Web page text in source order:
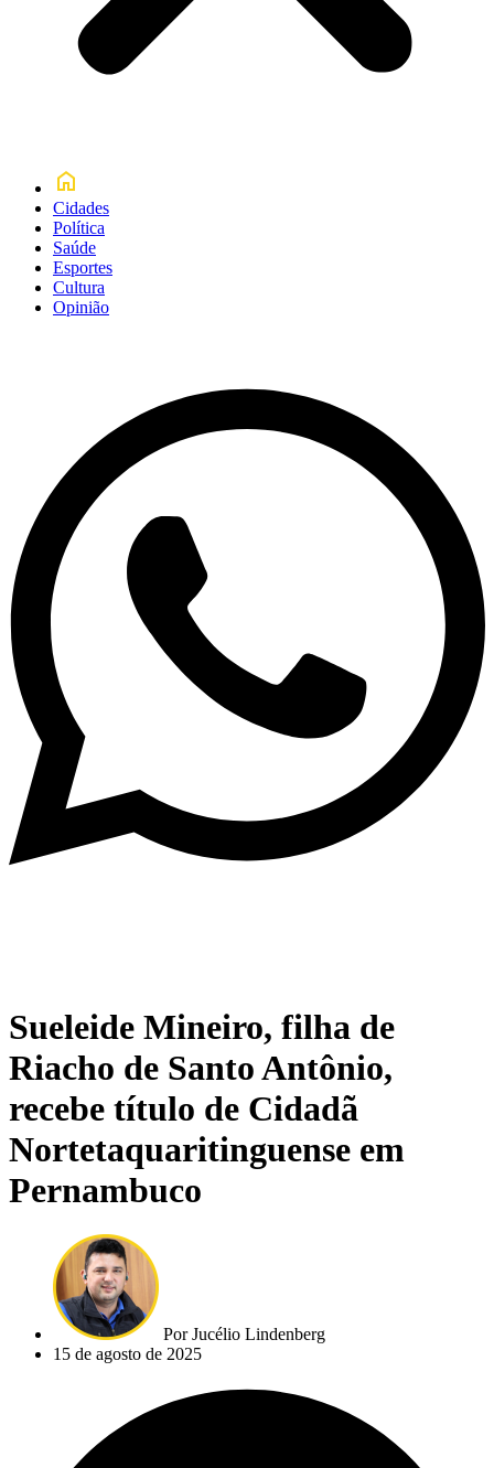
Cidades
Política
Saúde
Esportes
Cultura
Opinião
Sueleide Mineiro, filha de
Riacho de Santo Antônio,
recebe título de Cidadã
Nortetaquaritinguense em
Pernambuco
PorJucélio Lindenberg
15 de agosto de 2025